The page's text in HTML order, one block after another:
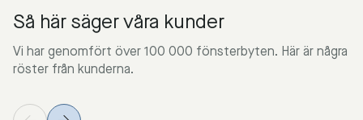
Så här säger våra kunder
Vi har genomfört över 100 000 fönsterbyten. Här är några
röster från kunderna.